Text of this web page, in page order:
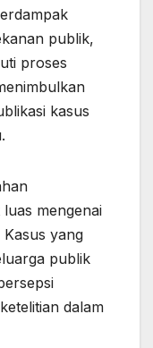
publik,
proses
kasus
mengenai
yang
publik
dalam